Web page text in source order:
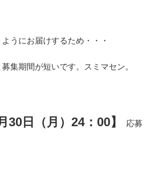
うにお届けするため・・・
集期間が短いです。スミマセン。
30日（月）24：00】
応募